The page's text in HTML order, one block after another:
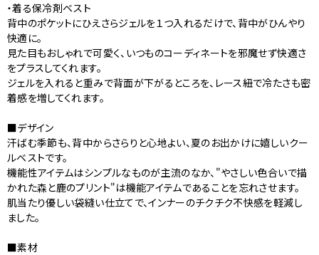
・着る保冷剤ベスト
背中のポケットにひえさらジェルを１つ入れるだけで、背中がひんやり
快適に。
見た目もおしゃれで可愛く、いつものコーディネートを邪魔せず快適さ
をプラスしてくれます。
ジェルを入れると重みで背面が下がるところを、レース紐で冷たさも密
着感を増してくれます。
■デザイン
汗ばむ季節も、背中からさらりと心地よい、夏のお出かけに嬉しいクー
ルベストです。
機能性アイテムはシンプルなものが主流のなか、"やさしい色合いで描
かれた森と鹿のプリント"は機能アイテムであることを忘れさせます。
肌当たり優しい袋縫い仕立てで、インナーのチクチク不快感を軽減し
ました。
■素材